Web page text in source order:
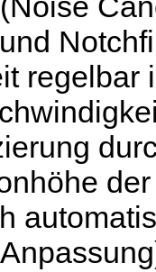
regelbar